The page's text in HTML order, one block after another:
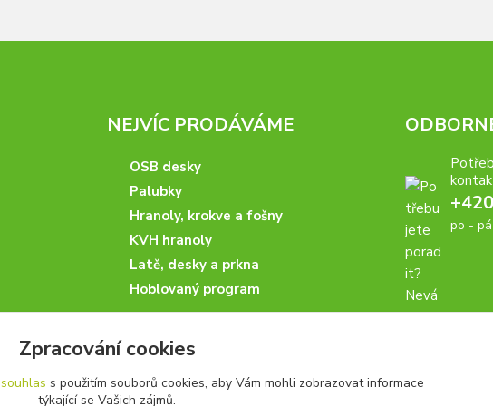
NEJVÍC PRODÁVÁME
OSB desky
Palubky
Hranoly, krokve a fošny
KVH hranoly
Latě, desky a prkna
Hoblovaný program
po -
Zpracování cookies
souhlas s použitím souborů cookies, aby Vám mohli zobrazovat informace
týkající se Vašich zájmů.